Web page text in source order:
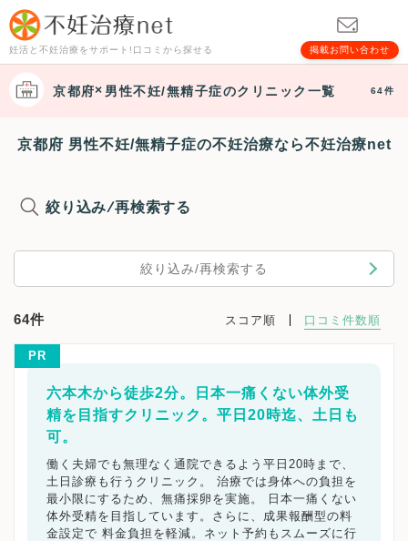
妊活と不妊治療をサポート!口コミから探せる 掲載お問い合わせ
京都府 男性不妊/無精子症のクリニック一覧 64件
京都府 男性不妊/無精子症の不妊治療なら不妊治療net
絞り込み/再検索する
絞り込み/再検索する
64件 スコア順 口コミ件数順
PR
六本木から徒歩2分。日本一痛くない体外受
精を目指すクリニック。平日20時迄、土日も
可。
働く夫婦でも無理なく通院できるよう平日20時まで、
土日診療も行うクリニック。 治療では身体への負担を
最小限にするため、無痛採卵を実施。 日本一痛くない
体外受精を目指しています。さらに、成果報酬型の料
金設定で 料金負担を軽減。ネット予約もスムーズに行